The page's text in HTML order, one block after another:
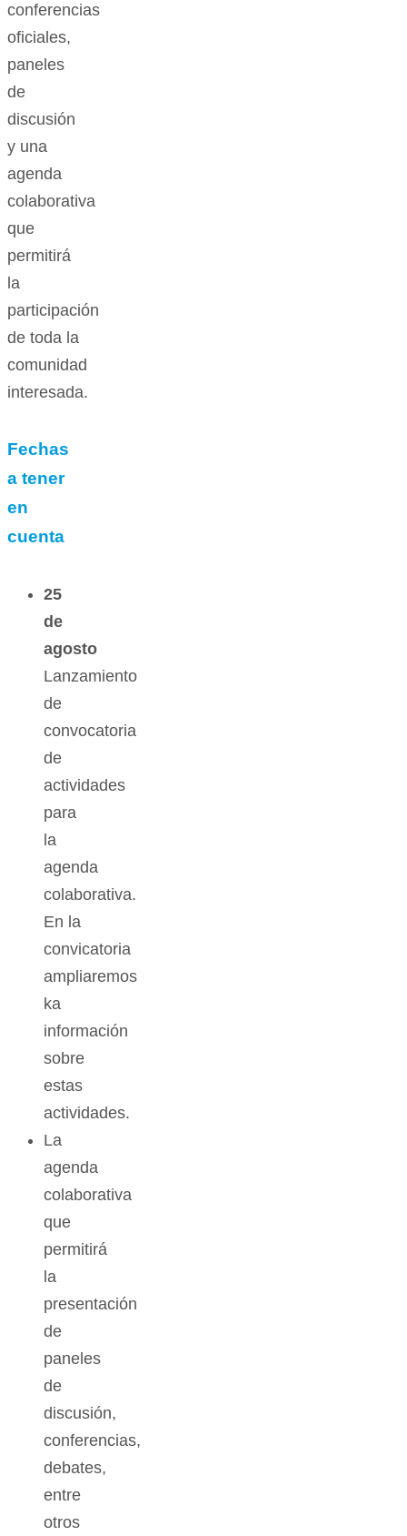
conferencias
oficiales,
paneles
de
discusión
y una
agenda
colaborativa
que
permitirá
la
participación
de toda la
comunidad
interesada.
Fechas
a tener
en
cuenta
25
de
agosto
Lanzamiento
de
convocatoria
de
actividades
para
la
agenda
colaborativa.
En la
convicatoria
ampliaremos
ka
información
sobre
estas
actividades.
La
agenda
colaborativa
que
permitirá
la
presentación
de
paneles
de
discusión,
conferencias,
debates,
entre
otros